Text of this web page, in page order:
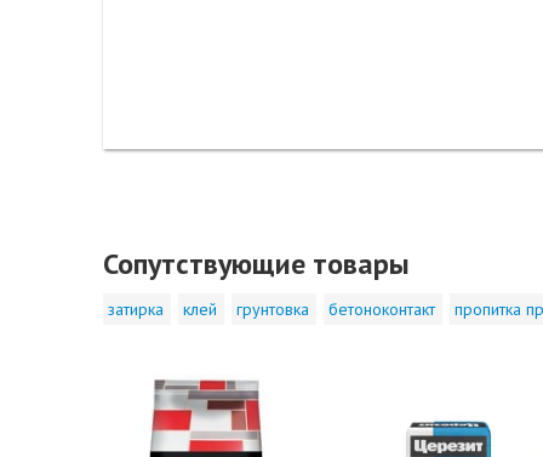
Сопутствующие товары
затирка клей грунтовка бетоноконтакт пропитка